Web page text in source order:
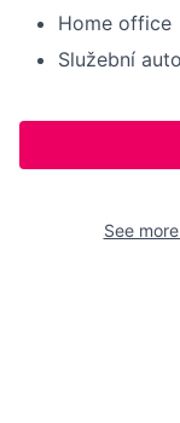
Home office
Služební
See